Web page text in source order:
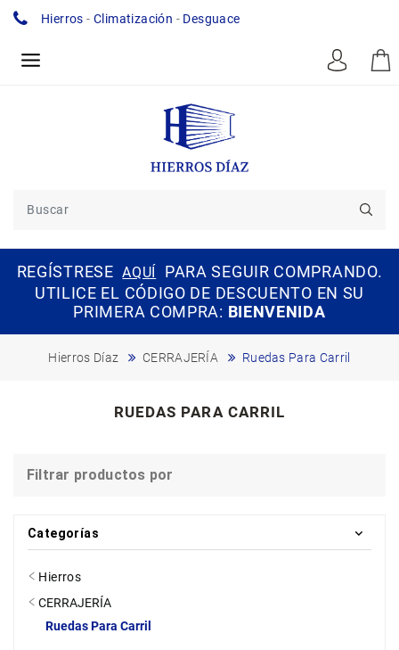
Hierros -Climatización - Desguace
REGÍSTRESE AQUÍ
PARA SEGUIR COMPRANDO.
UTILICE EL CÓDIGO DE DESCUENTO EN SU
PRIMERA COMPRA: BIENVENIDA
Hierros Díaz CERRAJERÍA Ruedas Para Carril
RUEDAS PARA CARRIL
Filtrar productos por
Categorías
Hierros
CERRAJERÍA
Ruedas Para Carril